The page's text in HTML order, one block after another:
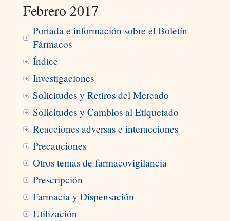
Febrero 2017
Portada e información sobre el Boletín
Fármacos
Índice
Investigaciones
Solicitudes y Retiros del Mercado
Solicitudes y Cambios al Etiquetado
Reacciones adversas e interacciones
Precauciones
Otros temas de farmacovigilancia
Prescripción
Farmacia y Dispensación
Utilización